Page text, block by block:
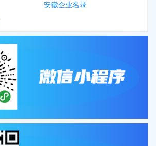
安徽企业名录